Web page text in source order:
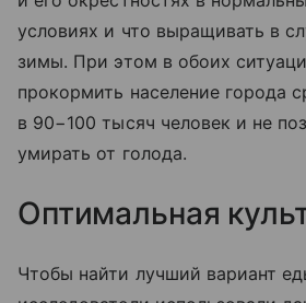
условиях и что выращивать в
зимы. При этом в обоих
прокормить население города
в 90−100 тысяч человек и не
умирать от голода.
Оптимальная
Чтобы найти лучший вариант